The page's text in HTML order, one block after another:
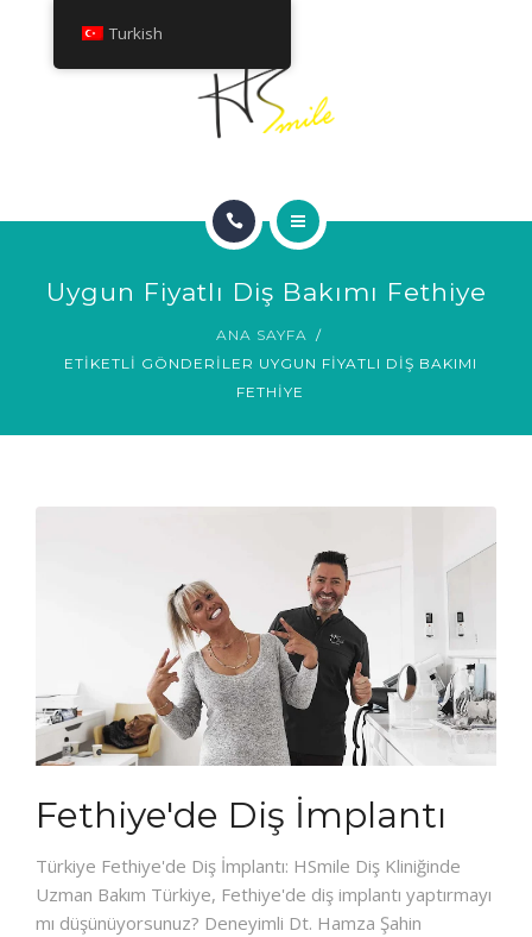
HAKKINDA
GÜLÜMSEME GALERISI
HAKKINDA
Uygun Fiyatlı Diş Bakımı Fethiye
ANA SAYFA
ETIKETLI GÖNDERILER UYGUN FIYATLI DIŞ BAKIMI
FETHIYE
Fethiye'de Diş İmplantı
Türkiye Fethiye'de Diş İmplantı: HSmile Diş Kliniğinde
Uzman Bakım Türkiye, Fethiye'de diş implantı yaptırmayı
mı düşünüyorsunuz? Deneyimli Dt. Hamza Şahin
Turkish